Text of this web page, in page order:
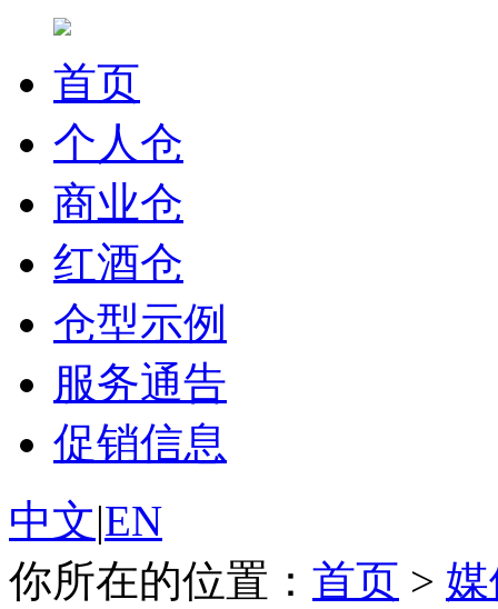
首页
个人仓
商业仓
红酒仓
仓型示例
服务通告
促销信息
中文|EN
你所在的位置： 首页 >